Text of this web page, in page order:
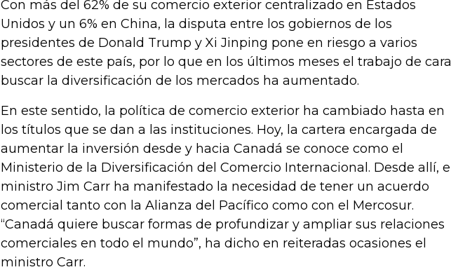
Con más del 62% de su comercio exterior centralizado en Estados
Unidos y un 6% en China, la disputa entre los gobiernos de los
presidentes de Donald Trump y Xi Jinping pone en riesgo a varios
sectores de este país, por lo que en los últimos meses el trabajo de cara
buscar la diversificación de los mercados ha aumentado.
En este sentido, la política de comercio exterior ha cambiado hasta en
los títulos que se dan a las instituciones. Hoy, la cartera encargada de
aumentar la inversión desde y hacia Canadá se conoce como el
Ministerio de la Diversificación del Comercio Internacional. Desde allí, el
ministro Jim Carr ha manifestado la necesidad de tener un acuerdo
comercial tanto con la Alianza del Pacífico como con el Mercosur.
“Canadá quiere buscar formas de profundizar y ampliar sus relaciones
comerciales en todo el mundo”, ha dicho en reiteradas ocasiones el
ministro Carr.